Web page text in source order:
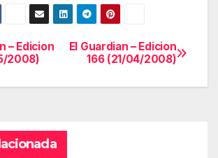
El Guardian – Edicion
166 (21/04/2008)
– Edicion
2008)